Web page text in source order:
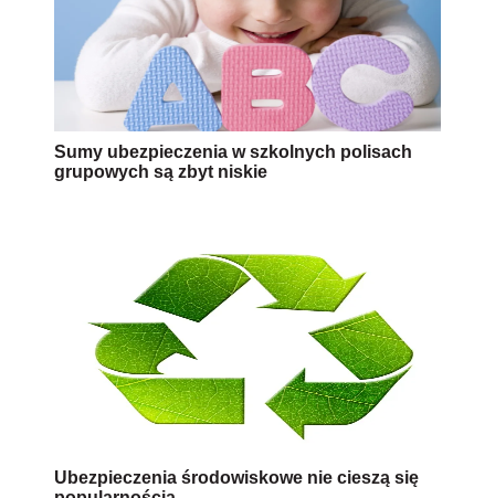
Sumy ubezpieczenia w szkolnych polisach
grupowych są zbyt niskie
Ubezpieczenia środowiskowe nie cieszą się